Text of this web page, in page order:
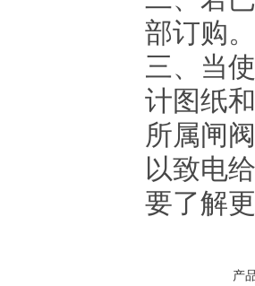
部订购。
三、当
计图纸
所属闸
以致电
要了解
产